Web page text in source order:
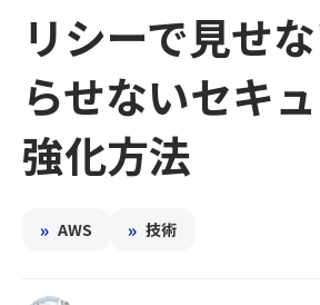
リシーで見せ
らせないセキ
強化方法
» AWS » 技術